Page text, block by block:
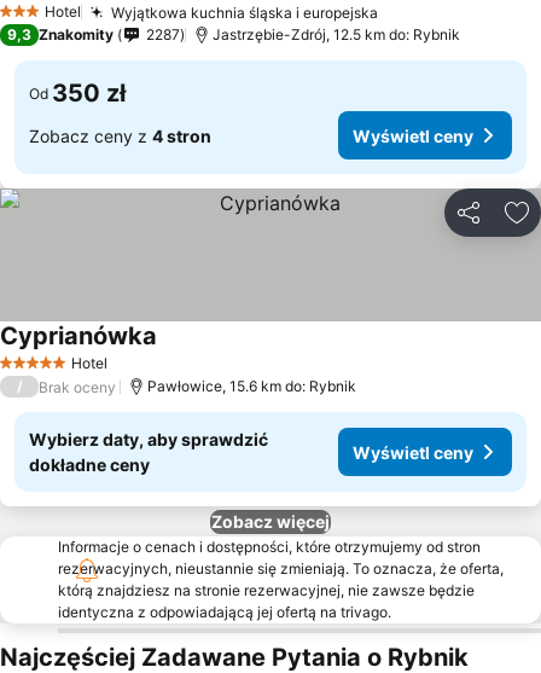
3 Kategoria
Hotel Wyjątkowa kuchnia śląska i europejska
9,3 Znakomity 2287 Jastrzębie-Zdrój, 12.5 km do: Rybnik
Od 350 zł
Zobacz ceny z 4 stron Wyświetl ceny
5 KategoriaHotel
Cyprianówka
/ Brak oceny Pawłowice, 15.6 km do: Rybnik
Wybierz daty, aby sprawdzić
dokładne ceny
Wyświetl ceny
Zobacz więcej
Informacje o cenach i dostępności, które otrzymujemy od stron
rezerwacyjnych, nieustannie się zmieniają. To oznacza, że oferta,
którą znajdziesz na stronie rezerwacyjnej, nie zawsze będzie
identyczna z odpowiadającą jej ofertą na trivago.
Najczęściej Zadawane Pytania o Rybnik